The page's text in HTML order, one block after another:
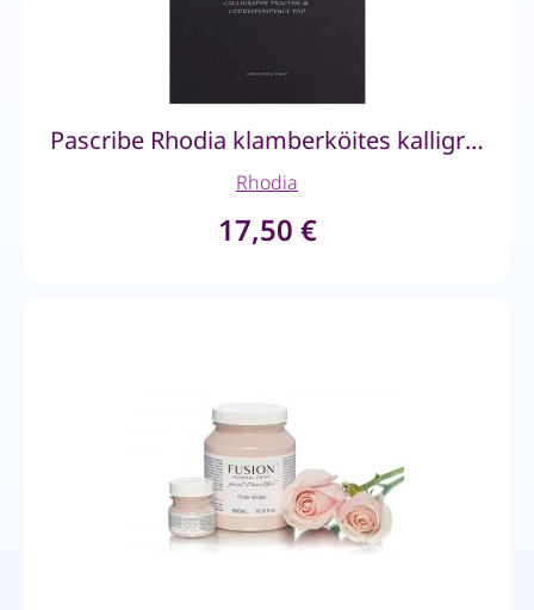
Pascribe Rhodia klamberköites kalligraafiavihik
Rhodia
17,50 €